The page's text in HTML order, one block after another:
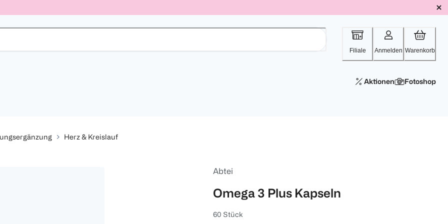
Filiale Anmelden Warenkorb
Aktionen Fotoshop
Herz & Kreislauf
Abtei
Omega 3 Plus Kapseln
60 Stück